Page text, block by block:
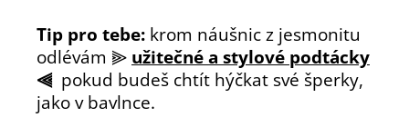
Tip pro tebe: krom náušnic z jesmonitu
odlévám ⫸ užitečné a stylové podtácky
⫷ pokud budeš chtít hýčkat své šperky,
jako v bavlnce.